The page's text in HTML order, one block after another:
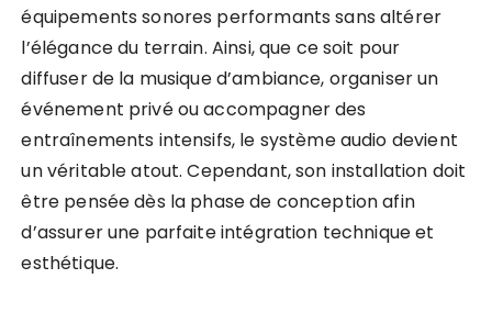
équipements sonores performants sans altérer
l’élégance du terrain. Ainsi, que ce soit pour
diffuser de la musique d’ambiance, organiser un
événement privé ou accompagner des
entraînements intensifs, le système audio devient
un véritable atout. Cependant, son installation doit
être pensée dès la phase de conception afin
d’assurer une parfaite intégration technique et
esthétique.